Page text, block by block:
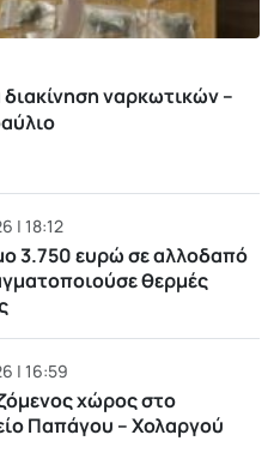
ναρκωτικών –
| 18:12
3.750 ευρώ σε αλλοδαπό
θερμές
| 16:59
χώρος στο
Παπάγου – Χολαργού